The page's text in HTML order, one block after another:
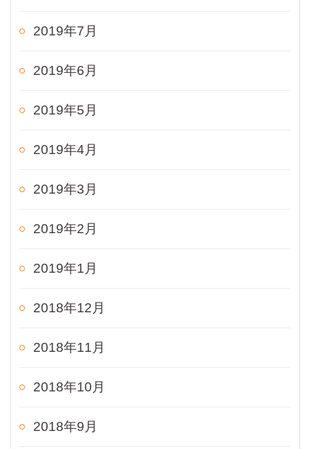
2019年7月
2019年6月
2019年5月
2019年4月
2019年3月
2019年2月
2019年1月
2018年12月
2018年11月
2018年10月
2018年9月